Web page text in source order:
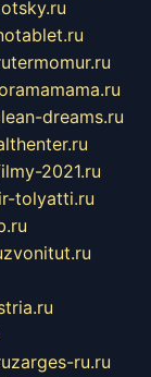
termomur.ru
dreams.ru
2021.ru
tolyatti.ru
zvonitut.ru
zarges-ru.ru